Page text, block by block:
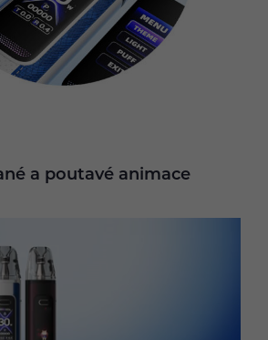
a poutavé animace